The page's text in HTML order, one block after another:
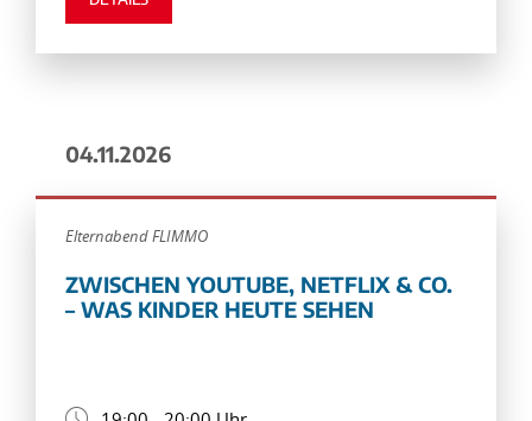
04.11.2026
Elternabend FLIMMO
ZWISCHEN YOUTUBE, NETFLIX & CO.
– WAS KINDER HEUTE SEHEN